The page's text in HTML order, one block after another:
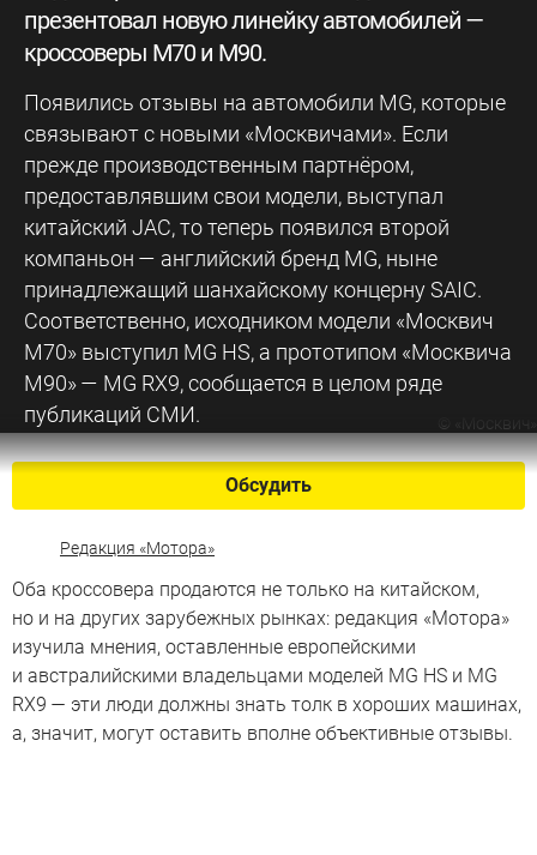
презентовал новую линейку автомобилей —
кроссоверы М70 и М90.
Появились отзывы на автомобили MG, которые
связывают с новыми «Москвичами». Если
прежде производственным партнёром,
предоставлявшим свои модели, выступал
китайский JAC, то теперь появился второй
компаньон — английский бренд MG, ныне
принадлежащий шанхайскому концерну SAIC.
Соответственно, исходником модели «Москвич
М70» выступил MG HS, а прототипом «Москвича
М90» — MG RX9, сообщается в целом ряде
публикаций СМИ.
©
Обсудить
Редакция «Мотора»
Оба кроссовера продаются не только на китайском,
но и на других зарубежных рынках: редакция «Мотора»
изучила мнения, оставленные европейскими
и австралийскими владельцами моделей MG HS и MG
RX9 — эти люди должны знать толк в хороших машинах,
а, значит, могут оставить вполне объективные отзывы.